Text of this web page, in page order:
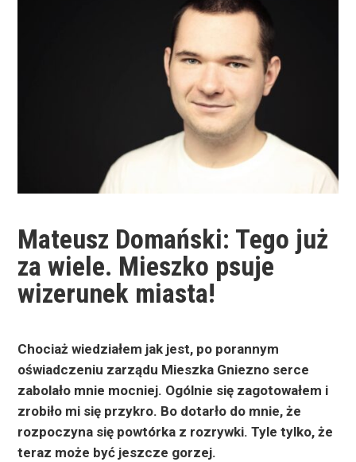
Mateusz Domański: Tego już
za wiele. Mieszko psuje
wizerunek miasta!
Chociaż wiedziałem jak jest, po porannym
oświadczeniu zarządu Mieszka Gniezno serce
zabolało mnie mocniej. Ogólnie się zagotowałem i
zrobiło mi się przykro. Bo dotarło do mnie, że
rozpoczyna się powtórka z rozrywki. Tyle tylko, że
teraz może być jeszcze gorzej.